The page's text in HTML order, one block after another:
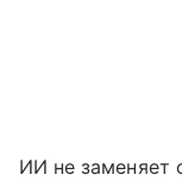
ИИ не заменяет